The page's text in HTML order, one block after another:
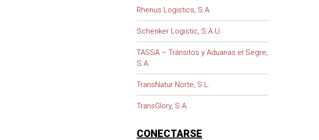
Rhenus Logistics, S.A.
Schenker Logistic, S.A.U.
TASSA – Tránsitos y Aduanas el Segre,
S.A.
TransNatur Norte, S.L.
TransGlory, S.A.
CONECTARSE